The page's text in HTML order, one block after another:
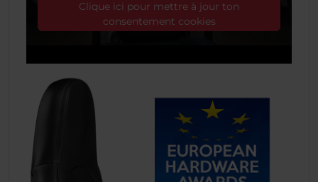
Clique ici pour mettre à jour ton
consentement cookies